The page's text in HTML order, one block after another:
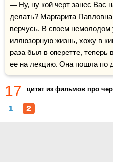
— Ну, ну кой черт занес Вас на эти галеры?  — А что мне
делать? Маргарита
верчусь. В своем немолодом
иллюзорную жизнь, хожу в
раза был в оперетте, теперь
ее на лекцию. Она пошла по
17 цитат из фильмов про
1 2